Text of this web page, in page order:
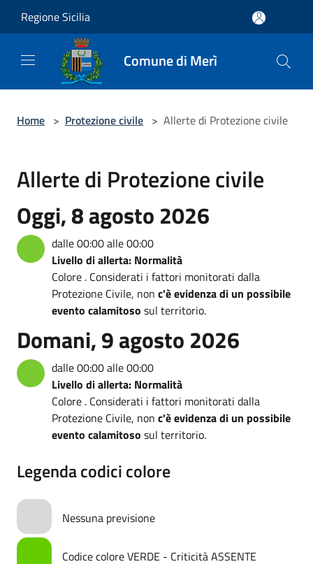
Regione Sicilia
Comune di Merì
Home > Protezione civile > Allerte di Protezione civile
Allerte di Protezione civile
Oggi, 8 agosto 2026
dalle 00:00 alle 00:00
Livello di allerta: Normalità
Colore . Considerati i fattori monitorati dalla
Protezione Civile, non c'è evidenza di un possibile
evento calamitoso sul territorio.
Domani, 9 agosto 2026
dalle 00:00 alle 00:00
Livello di allerta: Normalità
Colore . Considerati i fattori monitorati dalla
Protezione Civile, non c'è evidenza di un possibile
evento calamitoso sul territorio.
Legenda codici colore
Nessuna previsione
Codice colore VERDE - Criticità ASSENTE